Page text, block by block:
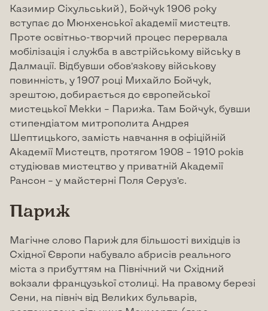
Казимир Сіхульський), Бойчук 1906 року
вступає до Мюнхенської академії мистецтв.
Проте освітньо-творчий процес перервала
мобілізація і служба в австрійському війську в
Далмації. Відбувши обов’язкову військову
повинність, у 1907 році Михайло Бойчук,
зрештою, добирається до європейської
мистецької Мекки – Парижа. Там Бойчук, бувши
стипендіатом митрополита Андрея
Шептицького, замість навчання в офіційній
Академії Мистецтв, протягом 1908 – 1910 років
студіював мистецтво у приватній Академії
Рансон – у майстерні Поля Серуз’є.
Париж
Магічне слово Париж для більшості вихідців із
Східної Європи набувало абрисів реального
міста з прибуттям на Північний чи Східний
вокзали французької столиці. На правому березі
Сени, на північ від Великих бульварів,